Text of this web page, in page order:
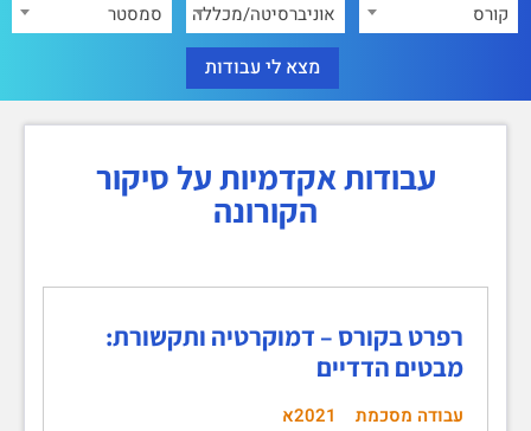
קורס
אוניברסיטה/מכללה סמסטר
עבודות אקדמיות על סיקור
הקורונה
רפרט בקורס – דמוקרטיה ותקשורת:
מבטים הדדיים
עבודה מסכמת 2021א